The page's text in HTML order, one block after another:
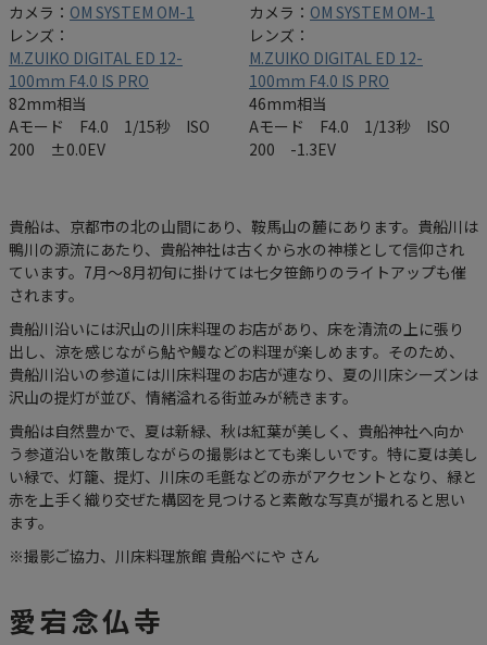
カメラ： OM SYSTEM OM-1
レンズ：
M.ZUIKO DIGITAL ED 12-
100mm F4.0 IS PRO
82mm相当
Aモード F4.0 1/15秒 ISO
200 ±0.0EV
カメラ： OM SYSTEM OM-1
レンズ：
M.ZUIKO DIGITAL ED 12-
100mm F4.0 IS PRO
46mm相当
Aモード F4.0 1/13秒 ISO
200 -1.3EV
貴船は、京都市の北の山間にあり、鞍馬山の麓にあります。貴船川は
鴨川の源流にあたり、貴船神社は古くから水の神様として信仰され
ています。7月～8月初旬に掛けては七夕笹飾りのライトアップも催
されます。
貴船川沿いには沢山の川床料理のお店があり、床を清流の上に張り
出し、涼を感じながら鮎や鰻などの料理が楽しめます。そのため、
貴船川沿いの参道には川床料理のお店が連なり、夏の川床シーズンは
沢山の提灯が並び、情緒溢れる街並みが続きます。
貴船は自然豊かで、夏は新緑、秋は紅葉が美しく、貴船神社へ向か
う参道沿いを散策しながらの撮影はとても楽しいです。特に夏は美し
い緑で、灯籠、提灯、川床の毛氈などの赤がアクセントとなり、緑と
赤を上手く織り交ぜた構図を見つけると素敵な写真が撮れると思い
ます。
※撮影ご協力、川床料理旅館 貴船べにや さん
愛宕念仏寺